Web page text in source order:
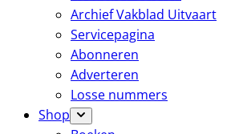
Archief Vakblad Uitvaart
Servicepagina
Abonneren
Adverteren
Losse nummers
Shop